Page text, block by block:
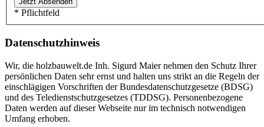
* Pflichtfeld
Datenschutzhinweis
Wir, die holzbauwelt.de Inh. Sigurd Maier nehmen den Schutz Ihrer
persönlichen Daten sehr ernst und halten uns strikt an die Regeln der
einschlägigen Vorschriften der Bundesdatenschutzgesetze (BDSG)
und des Teledienstschutzgesetzes (TDDSG). Personenbezogene
Daten werden auf dieser Webseite nur im technisch notwendigen
Umfang erhoben.